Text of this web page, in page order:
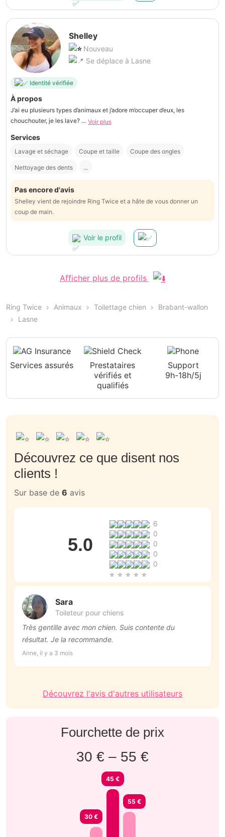
Shelley
Nouveau
Se déplace à Lasne
Identité vérifiée
À propos
J’ai eu plusieurs types d’animaux et j’adore m’occuper d’eux, les
chouchouter, je les lave? ... Voir plus
Services
Lavage et séchage Coupe et taille Coupe des ongles
Nettoyage des dents ...
Pas encore d'avis
Shelley vient de rejoindre Ring Twice et a hâte de vous donner un
coup de main.
Voir le profil
Afficher plus de profils
Ring Twice Animaux Toilettage chien
Brabant-wallon
Lasne
Services assurés
Prestataires
vérifiés et
qualifiés
Support
9h-18h/5j
Découvrez ce que disent nos
clients !
Sur base de 6 avis
5.0
6
0
0
0
0
Sara
Toileteur pour chiens
Très gentille avec mon chien. Suis contente du
résultat. Je la recommande.
Anne, il y a 3 mois
Découvrez l'avis d'autres utilisateurs
Fourchette de prix
30 € – 55 €
30 €
45 €
55 €